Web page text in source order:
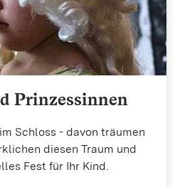
Prinzessinnen
Schloss - davon träumen
diesen Traum und
Fest für Ihr Kind.